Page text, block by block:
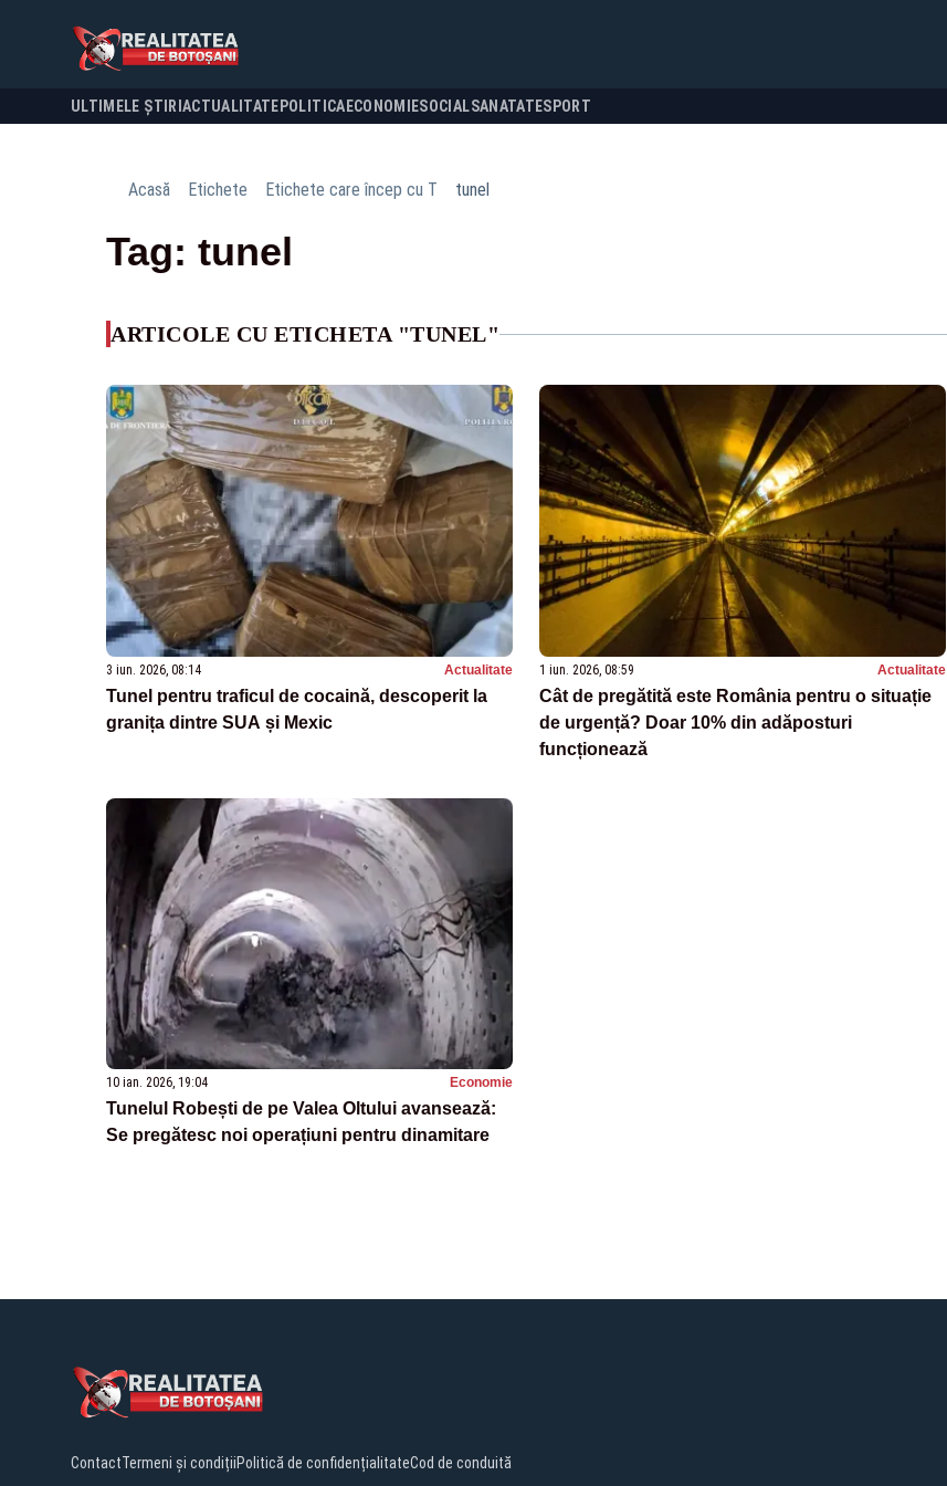
ULTIMELE ȘTIRI ACTUALITATE POLITICA ECONOMIESOCIALSANATATESPORT
Acasă Etichete Etichete care încep cu T tunel
Tag: tunel
ARTICOLE CU ETICHETA "TUNEL"
3 iun. 2026, 08:14 Actualitate
Tunel pentru traficul de cocaină, descoperit la
granița dintre SUA și Mexic
1 iun. 2026, 08:59 Actualitate
Cât de pregătită este România pentru o situație
de urgență? Doar 10% din adăposturi
funcționează
10 ian. 2026, 19:04 Economie
Tunelul Robești de pe Valea Oltului avansează:
Se pregătesc noi operațiuni pentru dinamitare
ContactTermeni și condițiiPolitică de confidențialitateCod de conduită